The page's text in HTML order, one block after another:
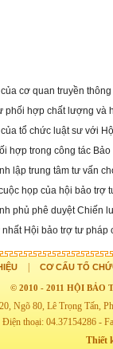
cơ quan truyền
phối hợp chất lượng và
tổ chức luật sư với
hợp trong công tác
lập trung tâm tư vấn
họp của hội bảo trợ
phủ phê duyệt Chiến
Hội bảo trợ tư pháp
CƠ CẤU TỔ
© 2010 - 2011 HỘI BẢO
Ngõ 80, Lê Trọng Tấn,
Điện thoại: 04.37154286 -
Thiết